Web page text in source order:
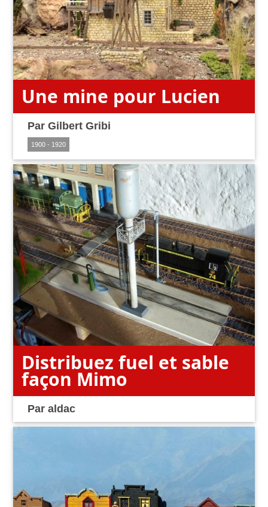
Une mine pour Lucien
Par Gilbert Gribi
1900 - 1920
Distribuez fuel et sable
façon Mimo
Par aldac